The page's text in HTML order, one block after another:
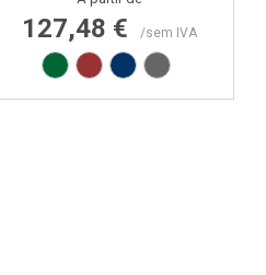
127,48 € /sem IVA
Verde RAL6029
Vermelho RAL3000
Azul RAL5002
Cinza RAL7015